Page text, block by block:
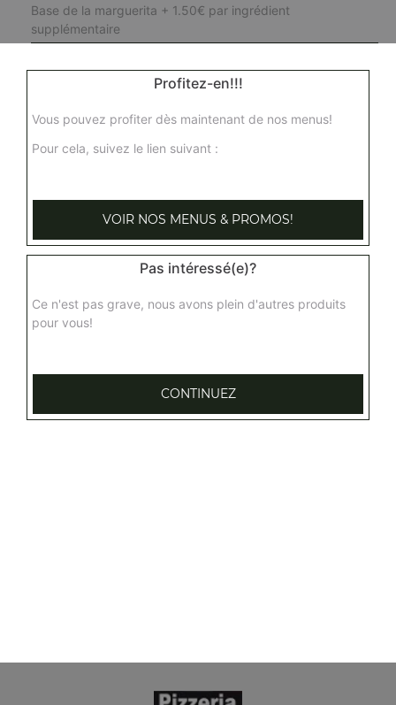
Base de la marguerita + 1.50€ par ingrédient
supplémentaire
à composer familiale
Profitez-en!!!
Vous pouvez profiter dès maintenant de nos menus!
Pour cela, suivez le lien suivant :
VOIR NOS MENUS & PROMOS!
Pas intéressé(e)?
Ce n'est pas grave, nous avons plein d'autres produits
pour vous!
CONTINUEZ